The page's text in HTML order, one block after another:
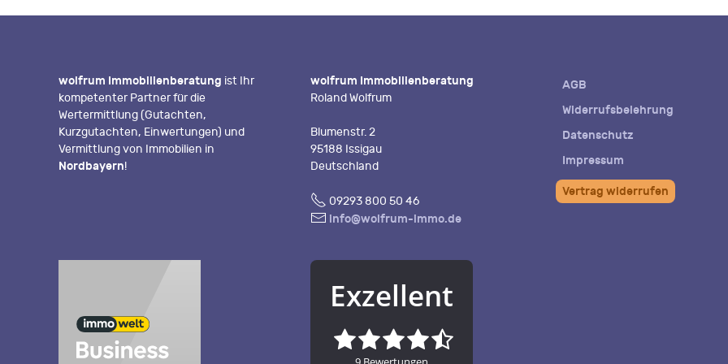
wolfrum Immobilienberatung ist Ihr
kompetenter Partner für die
Wertermittlung (Gutachten,
Kurzgutachten, Einwertungen) und
Vermittlung von Immobilien in
Nordbayern!
wolfrum Immobilienberatung
Roland Wolfrum
Blumenstr. 2
95188 Issigau
Deutschland
Fon 09293 800 50 46
E- info@wolfrum-immo.de
AGB
Widerrufsbelehrung
Datenschutz
Impressum
Vertrag widerrufen